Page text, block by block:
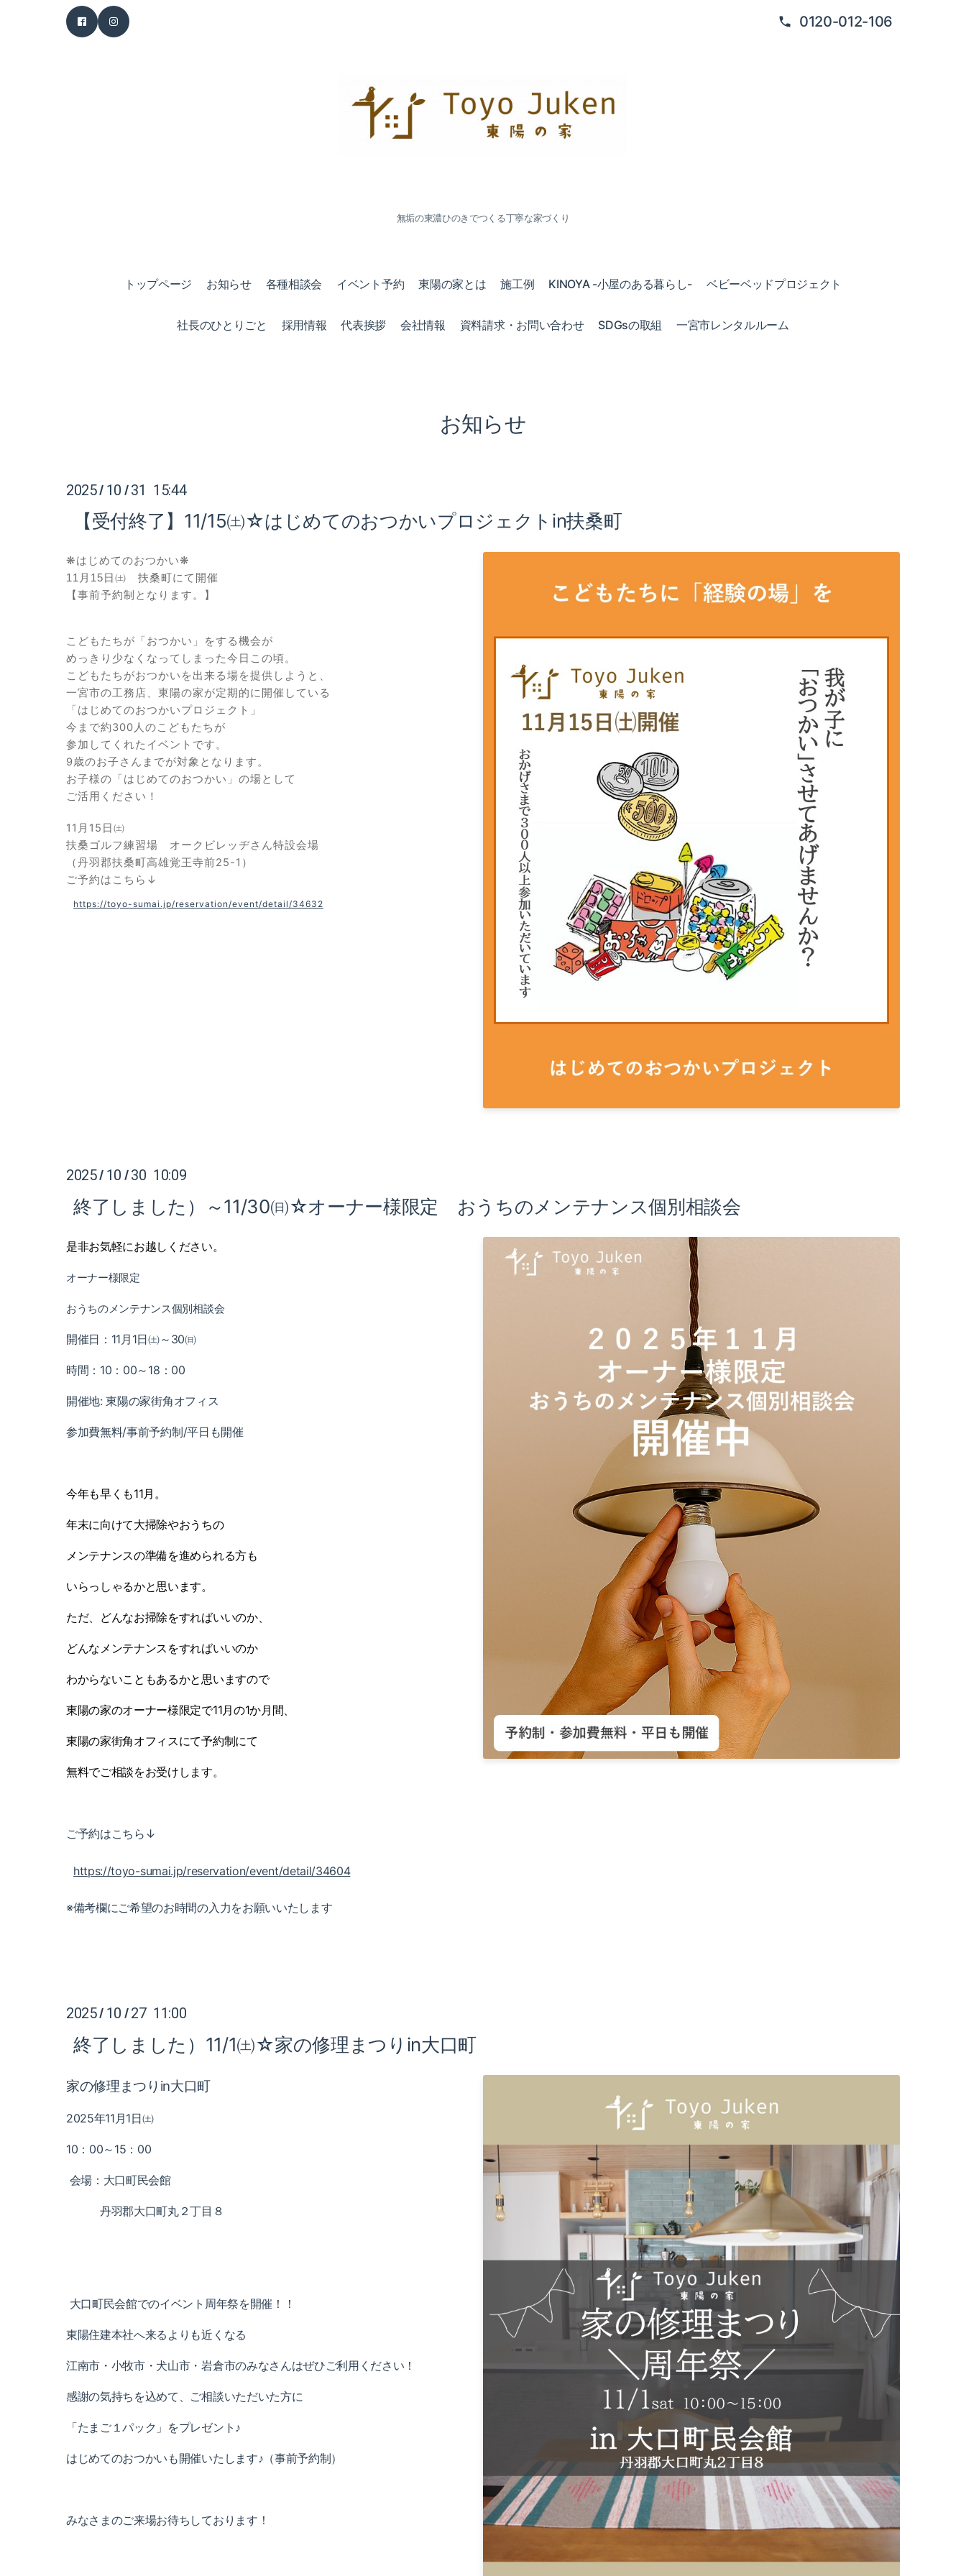
0120-012-106
無垢の東濃ひのきでつくる丁寧な家づくり
トップページ お知らせ 各種相談会 イベント予約 東陽の家とは 施工例 KINOYA -小屋のある暮らし- ベビーベッドプロジェクト
社長のひとりごと 採用情報 代表挨拶 会社情報 資料請求・お問い合わせ SDGsの取組 一宮市レンタルルーム
お知らせ
2025/ 10 / 31 15:44
【受付終了】11/15㈯☆はじめてのおつかいプロジェクトin扶桑町
❋はじめてのおつかい❋
11 月 15 日㈯ 扶桑町にて開催
【事前予約制となります。】
こどもたちが「おつかい」をする機会が
めっきり少なくなってしまった今日この頃。
こどもたちがおつかいを出来る場を提供しようと、
一宮市の工務店、東陽の家が定期的に開催している
「はじめてのおつかいプロジェクト」
今まで約300人のこどもたちが
参加してくれたイベントです。
9歳のお子さんまでが対象となります。
お子様の「はじめてのおつかい」の場として
ご活用ください！
11月15日㈯
扶桑ゴルフ練習場 オークビレッヂさん特設会場
（丹羽郡扶桑町高雄覚王寺前25-1）
ご予約はこちら↓
https://toyo-sumai.jp/reservation/event/detail/34632
2025/ 10 / 30 10:09
終了しました）～11/30㈰☆オーナー様限定 おうちのメンテナンス個別相談会
是非お気軽にお越しください。
オーナー様限定
おうちのメンテナンス個別相談会
開催日： 11月 1日㈯～ 30㈰
時間： 10 ： 00～ 18 ： 00
開催地:東陽の家街角オフィス
参加費無料/事前予約制/平日も開催
今年も早くも11月。
年末に向けて大掃除やおうちの
メンテナンスの準備を進められる方も
いらっしゃるかと思います。
ただ、どんなお掃除をすればいいのか、
どんなメンテナンスをすればいいのか
わからないこともあるかと思いますので
東陽の家のオーナー様限定で11月の1か月間、
東陽の家街角オフィスにて予約制にて
無料でご相談をお受けします。
ご予約はこちら↓
https://toyo-sumai.jp/reservation/event/detail/34604
※備考欄にご希望のお時間の入力をお願いいたします
2025/ 10 / 27 11:00
終了しました）11/1㈯☆家の修理まつりin大口町
家の修理まつりin大口町
2025年11月1日㈯
10：00～15：00
会場：大口町民会館
丹羽郡大口町丸２丁目８
大口町民会館でのイベント周年祭を開催！！
東陽住建本社へ来るよりも近くなる
江南市・小牧市・犬山市・岩倉市のみなさんはぜひご利用ください！
感謝の気持ちを込めて、ご相談いただいた方に
「たまご１パック」をプレゼント♪
はじめてのおつかいも開催いたします♪（事前予約制）
みなさまのご来場お待ちしております！